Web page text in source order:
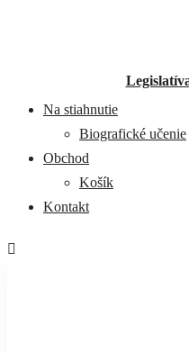
Na stiahnutie
Biografické učenie
Obchod
Košík
Kontakt